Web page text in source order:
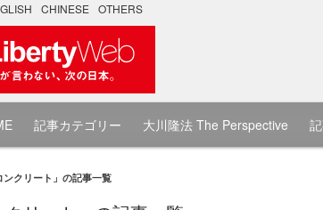
CHINESE OTHERS
記事カテゴリー 大川隆法 The Perspective
ンクリート」の記事一覧